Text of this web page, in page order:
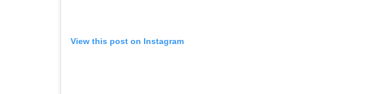
View this post on Instagram